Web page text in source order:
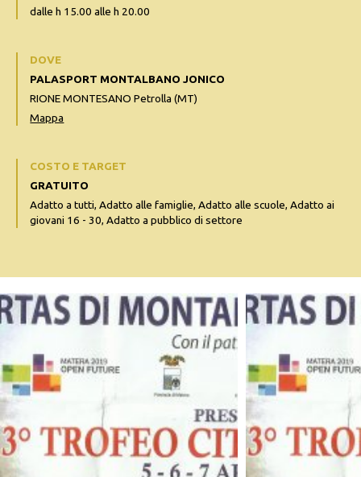
dalle h 15.00 alle h 20.00
DOVE
PALASPORT MONTALBANO JONICO
RIONE MONTESANO Petrolla (MT)
Mappa
COSTO E TARGET
GRATUITO
Adatto a tutti, Adatto alle famiglie, Adatto alle scuole, Adatto ai
giovani 16 - 30, Adatto a pubblico di settore